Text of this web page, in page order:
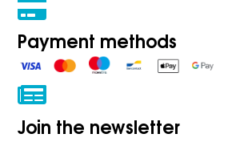
Payment methods
Join the newsletter